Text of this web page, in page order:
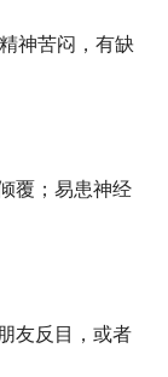
神苦闷，有缺
覆；易患神经
友反目，或者